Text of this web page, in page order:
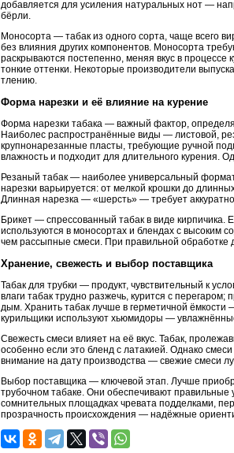
добавляется для усиления натуральных нот —
бёрли.
Моносорта — табак из одного сорта, чаще всего
без влияния других компонентов. Моносорта
раскрываются постепенно, меняя вкус в
тонкие оттенки. Некоторые производители
тлению.
Форма нарезки и её влияние на курение
Форма нарезки табака — важный фактор,
Наиболес распространённые виды — листовой,
крупнонарезанные пласты, требующие ручной
влажность и подходит для длительного курения.
Резаный табак — наиболее универсальный
нарезки варьируется: от мелкой крошки до
Длинная нарезка — «шерсть» — требует
Брикет — спрессованный табак в виде кирпичика.
используются в моносортах и блендах с высоким
чем рассыпные смеси. При правильной
Хранение, свежесть и выбор поставщика
Табак для трубки — продукт, чувствительный к
влаги табак трудно разжечь, курится с
дым. Хранить табак лучше в герметичной
курильщики используют хьюмидоры —
Свежесть смеси влияет на её вкус. Табак,
особенно если это бленд с латакией. Однако
внимание на дату производства — свежие смеси
Выбор поставщика — ключевой этап. Лучше
трубочном табаке. Они обеспечивают правильные
сомнительных площадках чревата подделками,
прозрачность происхождения — надёжные